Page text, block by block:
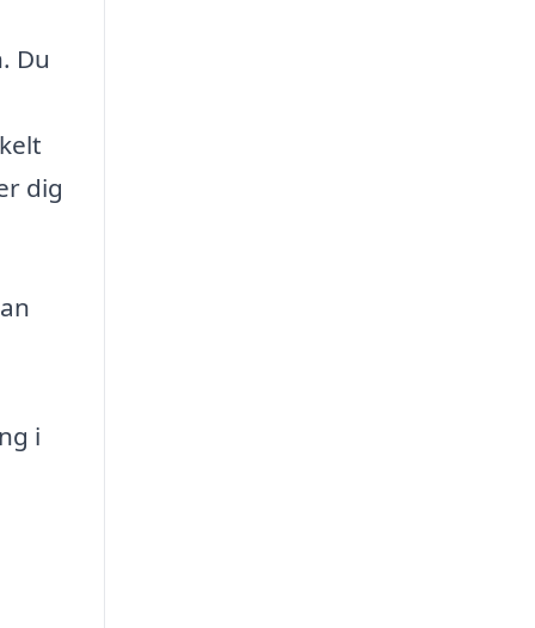
Du
dig
i